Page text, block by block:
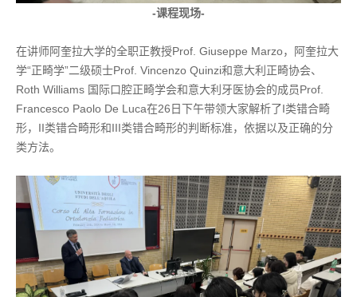
-课程现场-
在讲师阿奎拉大学的全职正教授Prof. Giuseppe Marzo，阿奎拉大
学“正畸学”二级硕士Prof. Vincenzo Quinzi和意大利正畸协会、
Roth Williams 国际口腔正畸学会和意大利牙医协会的成员Prof.
Francesco Paolo De Luca在26日下午带领大家解析了I类错合畸
形，II类错合畸形和III类错合畸形的判断标准，依据以及正确的分
类方法。